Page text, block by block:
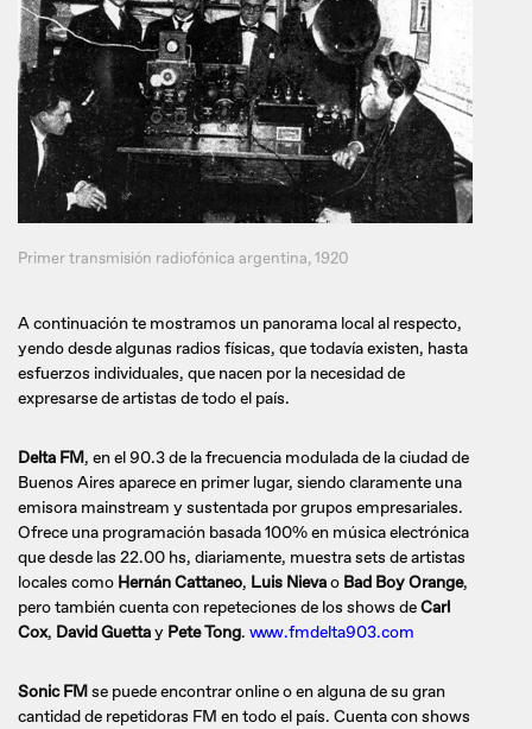
Primer transmisión radiofónica argentina, 1920
A continuación te mostramos un panorama local al respecto,
yendo desde algunas radios físicas, que todavía existen, hasta
esfuerzos individuales, que nacen por la necesidad de
expresarse de artistas de todo el país.
Delta FM, en el 90.3 de la frecuencia modulada de la ciudad de
Buenos Aires aparece en primer lugar, siendo claramente una
emisora mainstream y sustentada por grupos empresariales.
Ofrece una programación basada 100% en música electrónica
que desde las 22.00 hs, diariamente, muestra sets de artistas
locales como Hernán Cattaneo, Luis Nievao Bad Boy Orange,
pero también cuenta con repeteciones de los shows deCarl
Cox, David Guettay Pete Tong. www.fmdelta903.com
Sonic FMse puede encontrar online o en alguna de su gran
cantidad de repetidoras FM en todo el país. Cuenta con shows